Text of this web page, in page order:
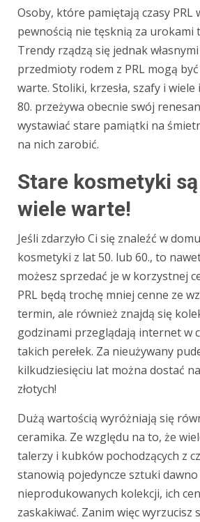
Osoby, które pamiętają czasy PRL
pewnością nie tęsknią za urokami
Trendy rządzą się jednak
przedmioty rodem z PRL mogą
warte. Stoliki, krzesła, szafy i
80. przeżywa obecnie swój
wystawiać stare pamiątki na
na nich zarobić.
Stare kosmetyki
wiele warte!
Jeśli zdarzyło Ci się znaleźć w
kosmetyki z lat 50. lub 60., to
możesz sprzedać je w korzystnej
PRL będą trochę mniej cenne ze
termin, ale również znajdą się
godzinami przeglądają internet w
takich perełek. Za nieużywany
kilkudziesięciu lat można dostać
złotych!
Dużą wartością wyróżniają się
ceramika. Ze względu na to, że
talerzy i kubków pochodzących z
stanowią pojedyncze sztuki dawno
nieprodukowanych kolekcji, ich
zaskakiwać. Zanim więc wyrzucisz